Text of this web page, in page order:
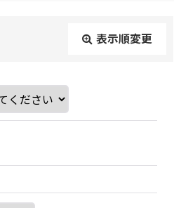
表示順変更